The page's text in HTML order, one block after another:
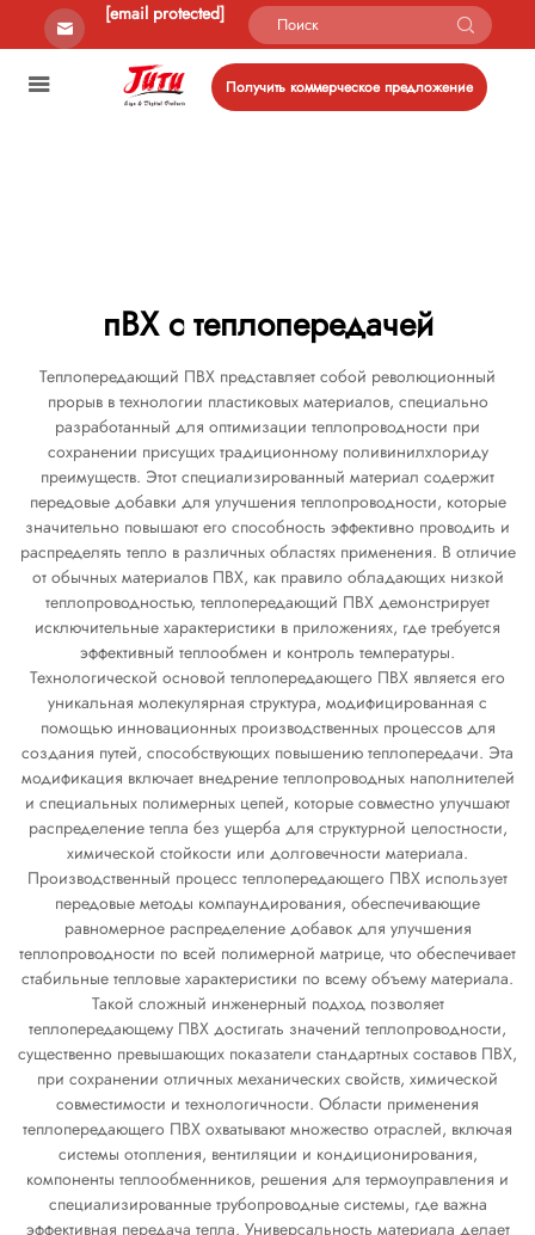
[email protected]
Получить коммерческое предложение
пВХ с теплопередачей
Теплопередающий ПВХ представляет собой революционный
прорыв в технологии пластиковых материалов, специально
разработанный для оптимизации теплопроводности при
сохранении присущих традиционному поливинилхлориду
преимуществ. Этот специализированный материал содержит
передовые добавки для улучшения теплопроводности, которые
значительно повышают его способность эффективно проводить и
распределять тепло в различных областях применения. В отличие
от обычных материалов ПВХ, как правило обладающих низкой
теплопроводностью, теплопередающий ПВХ демонстрирует
исключительные характеристики в приложениях, где требуется
эффективный теплообмен и контроль температуры.
Технологической основой теплопередающего ПВХ является его
уникальная молекулярная структура, модифицированная с
помощью инновационных производственных процессов для
создания путей, способствующих повышению теплопередачи. Эта
модификация включает внедрение теплопроводных наполнителей
и специальных полимерных цепей, которые совместно улучшают
распределение тепла без ущерба для структурной целостности,
химической стойкости или долговечности материала.
Производственный процесс теплопередающего ПВХ использует
передовые методы компаундирования, обеспечивающие
равномерное распределение добавок для улучшения
теплопроводности по всей полимерной матрице, что обеспечивает
стабильные тепловые характеристики по всему объему материала.
Такой сложный инженерный подход позволяет
теплопередающему ПВХ достигать значений теплопроводности,
существенно превышающих показатели стандартных составов ПВХ,
при сохранении отличных механических свойств, химической
совместимости и технологичности. Области применения
теплопередающего ПВХ охватывают множество отраслей, включая
системы отопления, вентиляции и кондиционирования,
компоненты теплообменников, решения для термоуправления и
специализированные трубопроводные системы, где важна
эффективная передача тепла. Универсальность материала делает